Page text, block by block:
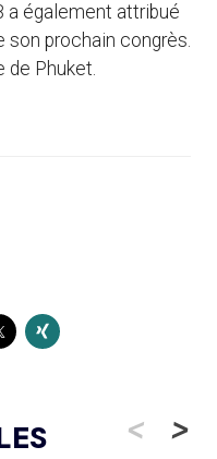
a également attribué
son prochain congrès.
de Phuket.
< >